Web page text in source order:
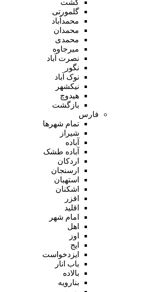
گشت
گلمورتی
محمدآباد
محمدان
محمدی
میرجاوه
نصرت آباد
نگور
نوک آباد
نیکشهر
هیدوچ
بازگشت
فارس
تمام شهر‌ها
شیراز
آباده
آباده طشک
اردکان
ارسنجان
استهبان
اشکنان
افزر
اقلید
امام شهر
اهل
اوز
ایج
ایزدخواست
باب انار
بالاده
بنارویه